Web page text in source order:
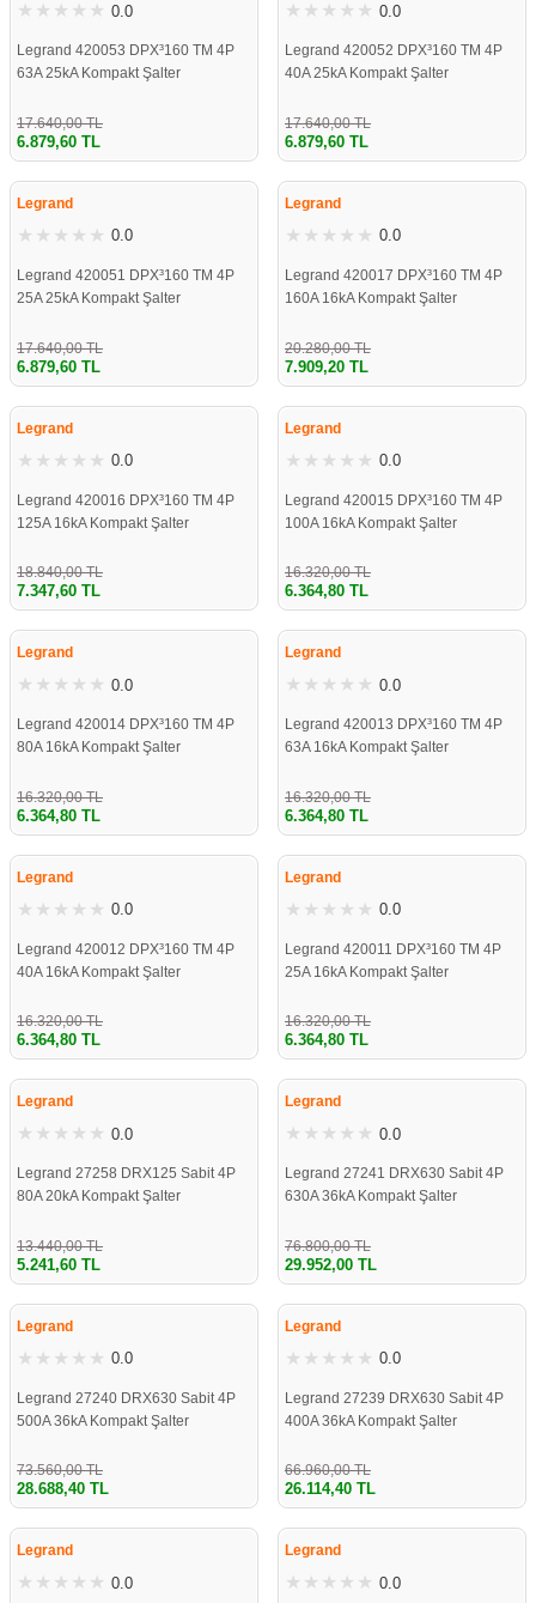
0.0
Legrand 420053 DPX³160 TM 4P
63A 25kA Kompakt Şalter
17.640,00 TL
6.879,60 TL
0.0
Legrand 420052 DPX³160 TM 4P
40A 25kA Kompakt Şalter
17.640,00 TL
6.879,60 TL
%61
Legrand
0.0
Legrand 420051 DPX³160 TM 4P
25A 25kA Kompakt Şalter
17.640,00 TL
6.879,60 TL
%61
Legrand
0.0
Legrand 420017 DPX³160 TM 4P
160A 16kA Kompakt Şalter
20.280,00 TL
7.909,20 TL
%61
Legrand
0.0
Legrand 420016 DPX³160 TM 4P
125A 16kA Kompakt Şalter
18.840,00 TL
7.347,60 TL
%61
Legrand
0.0
Legrand 420015 DPX³160 TM 4P
100A 16kA Kompakt Şalter
16.320,00 TL
6.364,80 TL
%61
Legrand
0.0
Legrand 420014 DPX³160 TM 4P
80A 16kA Kompakt Şalter
16.320,00 TL
6.364,80 TL
%61
Legrand
0.0
Legrand 420013 DPX³160 TM 4P
63A 16kA Kompakt Şalter
16.320,00 TL
6.364,80 TL
%61
Legrand
0.0
Legrand 420012 DPX³160 TM 4P
40A 16kA Kompakt Şalter
16.320,00 TL
6.364,80 TL
%61
Legrand
0.0
Legrand 420011 DPX³160 TM 4P
25A 16kA Kompakt Şalter
16.320,00 TL
6.364,80 TL
%61
Legrand
0.0
Legrand 27258 DRX125 Sabit 4P
80A 20kA Kompakt Şalter
13.440,00 TL
5.241,60 TL
%61
Legrand
0.0
Legrand 27241 DRX630 Sabit 4P
630A 36kA Kompakt Şalter
76.800,00 TL
29.952,00 TL
%61
Legrand
0.0
Legrand 27240 DRX630 Sabit 4P
500A 36kA Kompakt Şalter
73.560,00 TL
28.688,40 TL
%61
Legrand
0.0
Legrand 27239 DRX630 Sabit 4P
400A 36kA Kompakt Şalter
66.960,00 TL
26.114,40 TL
%61
Legrand
0.0
%61
Legrand
0.0